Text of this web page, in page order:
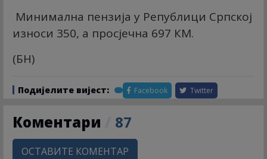
Минимална пензија у Републици Српској
износи 350, а просјечна 697 КМ.
(БН)
Подијелите вијест: Facebook Twitter
Коментари 87
ОСТАВИТЕ КОМЕНТАР